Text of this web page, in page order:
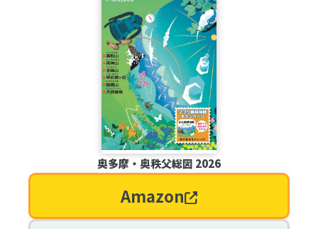
奥多摩・奥秩父総図 2026
Amazon